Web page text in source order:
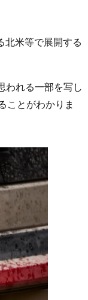
北米等で展開する
われる一部を写し
ことがわかりま